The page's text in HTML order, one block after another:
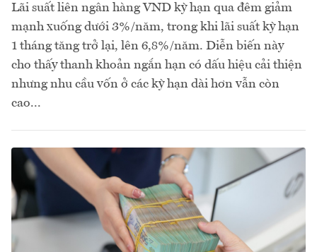
Lãi suất liên ngân hàng VND kỳ hạn qua đêm giảm
mạnh xuống dưới 3%/năm, trong khi lãi suất kỳ hạn
1 tháng tăng trở lại, lên 6,8%/năm. Diễn biến này
cho thấy thanh khoản ngắn hạn có dấu hiệu cải thiện
nhưng nhu cầu vốn ở các kỳ hạn dài hơn vẫn còn
cao...